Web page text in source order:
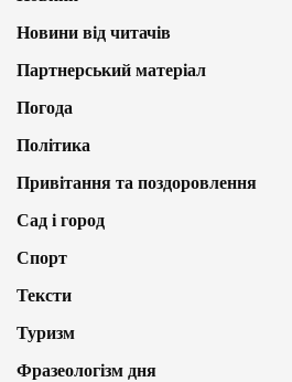
Новини від читачів
Партнерський матеріал
Погода
Політика
Привітання та поздоровлення
Сад і город
Спорт
Тексти
Туризм
Фразеологізм дня